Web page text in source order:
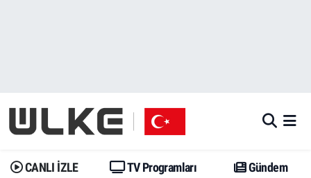
CANLI İZLE TV Programları Gündem
Gündem
Dünya
Gündem
Trend
İstanbul Namaz Vakitleri
Trafik Durumu